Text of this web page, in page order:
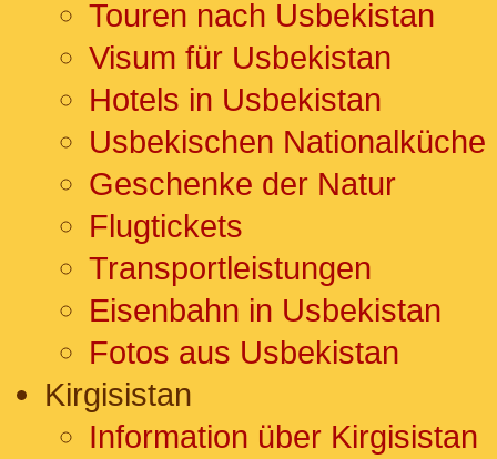
Touren nach Usbekistan
Visum für Usbekistan
Hotels in Usbekistan
Usbekischen Nationalküche
Geschenke der Natur
Flugtickets
Transportleistungen
Eisenbahn in Usbekistan
Fotos aus Usbekistan
Kirgisistan
Information über Kirgisistan